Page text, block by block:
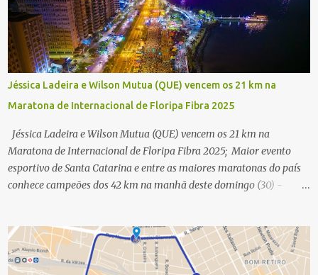
Jéssica Ladeira e Wilson Mutua (QUE) vencem os 21 km na
Maratona de Internacional de Floripa Fibra 2025
Jéssica Ladeira e Wilson Mutua (QUE) vencem os 21 km na
Maratona de Internacional de Floripa Fibra 2025; Maior evento
esportivo de Santa Catarina e entre as maiores maratonas do país
conhece campeões dos 42 km na manhã deste domingo (30) -
Floripa Fibra 2025. Na manhã deste sábado (30) foram conhecidos
os campeões dos 21 km do maior evento esportivo de Santa
Catarina. A mineira Jessica Ladeira e o queniano Wilson Mutua